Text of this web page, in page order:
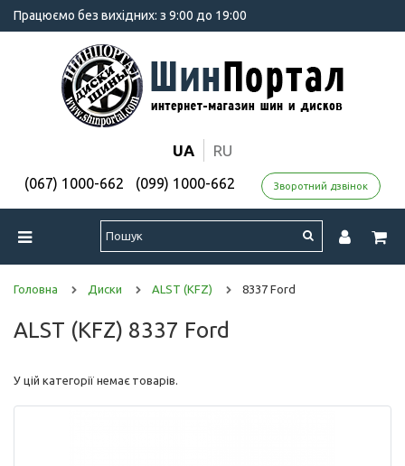
Працюємо без вихідних: з 9:00 до 19:00
UA RU
(067) 1000-662 (099) 1000-662 Зворотний дзвінок
Головна Диски ALST (KFZ) 8337 Ford
ALST (KFZ) 8337 Ford
У цій категорії немає товарів.